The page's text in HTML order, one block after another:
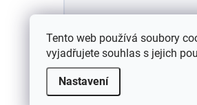
Tento web používá soubory
vyjadřujete souhlas s jejich
Nastavení